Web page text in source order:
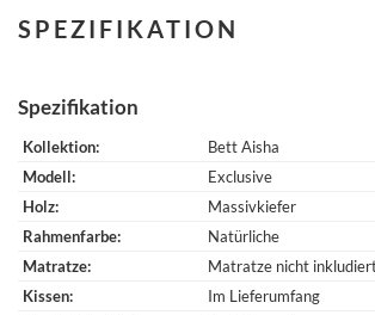
SPEZIFIKATION
Spezifikation
Kollektion
Bett Aisha
Modell
Exclusive
Holz
Massivkiefer
Rahmenfarbe
Natürliche
Matratze
Matratze nicht
Kissen
Im Lieferumfang